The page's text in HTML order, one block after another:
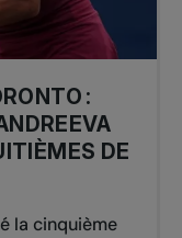
:
DE
la cinquième